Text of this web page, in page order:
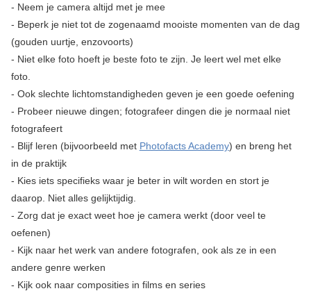
- Neem je camera altijd met je mee
- Beperk je niet tot de zogenaamd mooiste momenten van de dag
(gouden uurtje, enzovoorts)
- Niet elke foto hoeft je beste foto te zijn. Je leert wel met elke
foto.
- Ook slechte lichtomstandigheden geven je een goede oefening
- Probeer nieuwe dingen; fotografeer dingen die je normaal niet
fotografeert
- Blijf leren (bijvoorbeeld met Photofacts Academy) en breng het
in de praktijk
- Kies iets specifieks waar je beter in wilt worden en stort je
daarop. Niet alles gelijktijdig.
- Zorg dat je exact weet hoe je camera werkt (door veel te
oefenen)
- Kijk naar het werk van andere fotografen, ook als ze in een
andere genre werken
- Kijk ook naar composities in films en series